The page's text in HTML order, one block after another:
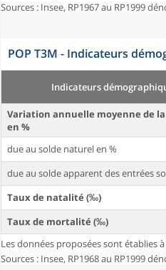
Sources : Insee, RP1967 au RP1999
POP T3M - Indicateurs
Indicateurs
Variation annuelle moyenne de
en %
due au solde naturel en %
due au solde apparent des entrées
Taux de natalité (‰)
Taux de mortalité (‰)
Les données proposées sont établies
Sources : Insee, RP1968 au RP1999